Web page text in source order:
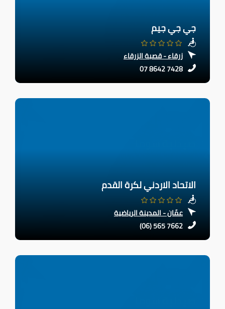
جي جي جيم
زرقاء - قصبة الزرقاء
07 8642 7428
الاتحاد الاردني لكرة القدم
عمّان - المدينة الرياضية
(06) 565 7662